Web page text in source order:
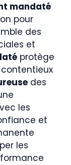
mandaté
pour
des
et
protège
des
les
et
les